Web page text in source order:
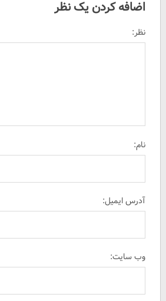
اضافه کردن یک نظر
نظر:
نام:
آدرس ایمیل:
وب سایت: